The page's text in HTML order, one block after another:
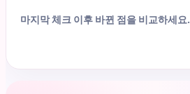
마지막 체크 이후 바뀐 점을 비교하세요.